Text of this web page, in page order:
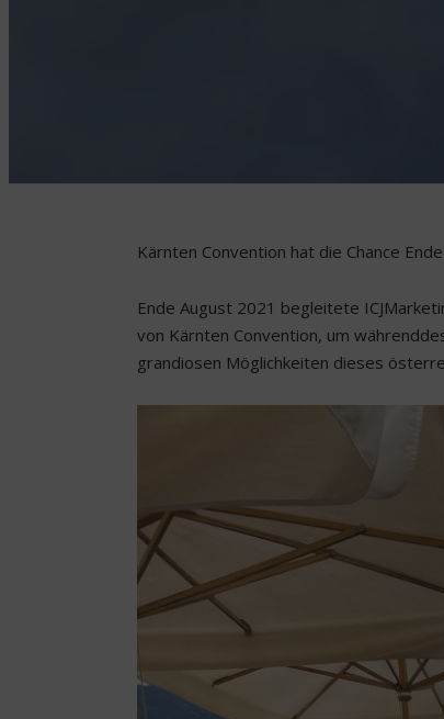
Kärnten Convention hat die Chance
Ende August 2021 begleitete
von Kärnten Convention, um
grandiosen Möglichkeiten dieses